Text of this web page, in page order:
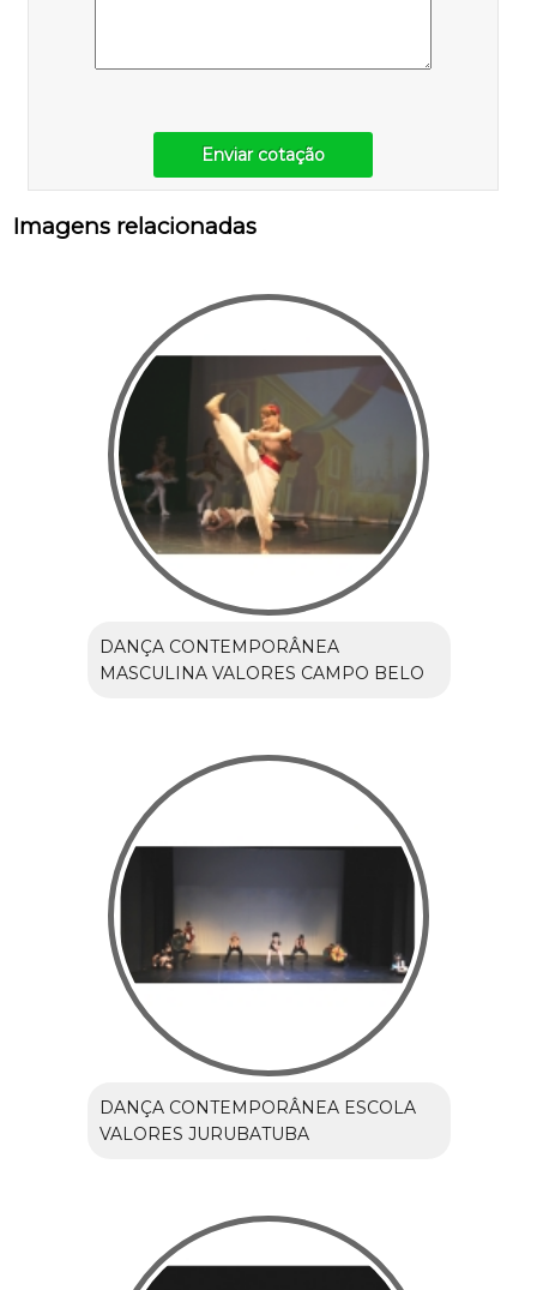
Enviar cotação
Imagens relacionadas
DANÇA CONTEMPORÂNEA
MASCULINA VALORES CAMPO BELO
DANÇA CONTEMPORÂNEA ESCOLA
VALORES JURUBATUBA